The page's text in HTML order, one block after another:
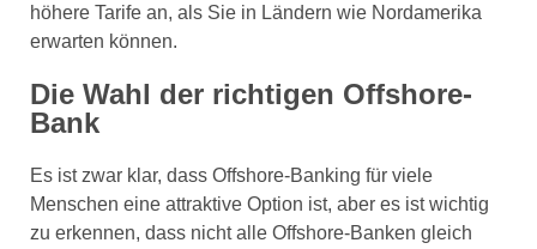
höhere Tarife an, als Sie in Ländern wie Nordamerika
erwarten können.
Die Wahl der richtigen Offshore-
Bank
Es ist zwar klar, dass Offshore-Banking für viele
Menschen eine attraktive Option ist, aber es ist wichtig
zu erkennen, dass nicht alle Offshore-Banken gleich